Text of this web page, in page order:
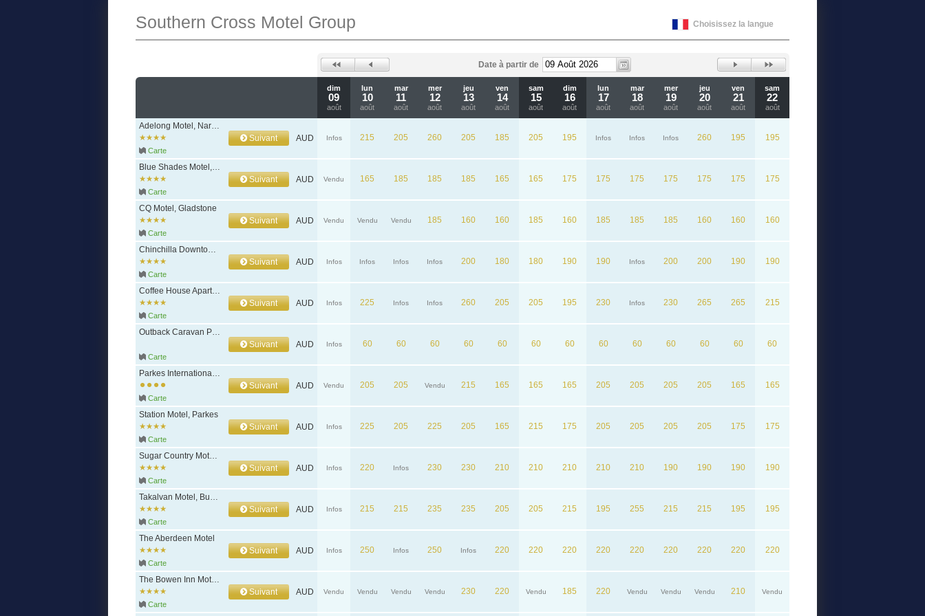
Choisissez la langue
Southern Cross Motel Group
Date à partir de
dim
09
août
lun
10
août
mar
11
août
mer
12
août
jeu
13
août
ven
14
août
sam
15
août
dim
16
août
lun
17
août
mar
18
août
mer
19
août
jeu
20
août
ven
21
août
sam
22
août
Adelong Motel, Narrabri
Carte
Suivant AUD Infos 215 205 260 205 185 205 195 Infos Infos Infos 260 195 195
Blue Shades Motel, Maryborough
Carte
Suivant AUD Vendu 165 185 185 185 165 165 175 175 175 175 175 175 175
CQ Motel, Gladstone
Carte
Suivant AUD Vendu Vendu Vendu 185 160 160 185 160 185 185 185 160 160 160
Chinchilla Downtown Motor Inn, Chinchilla
Carte
Suivant AUD Infos Infos Infos Infos 200 180 180 190 190 Infos 200 200 190 190
Coffee House Apartment Motel, Rockhampton
Carte
Suivant AUD Infos 225 Infos Infos 260 205 205 195 230 Infos 230 265 265 215
Outback Caravan Park, Tennant Creek
Carte
Suivant AUD Infos 60 60 60 60 60 60 60 60 60 60 60 60 60
Parkes International Motor Inn, Parkes
Carte
Suivant AUD Vendu 205 205 Vendu 215 165 165 165 205 205 205 205 165 165
Station Motel, Parkes
Carte
Suivant AUD Infos 225 205 225 205 165 215 175 205 205 205 205 175 175
Sugar Country Motor Inn, Bundaberg
Carte
Suivant AUD Infos 220 Infos 230 230 210 210 210 210 210 190 190 190 190
Takalvan Motel, Bundaberg
Carte
Suivant AUD Infos 215 215 235 235 205 205 215 195 255 215 215 195 195
The Aberdeen Motel
Carte
Suivant AUD Infos 250 Infos 250 Infos 220 220 220 220 220 220 220 220 220
The Bowen Inn Motel, Lithgow
Carte
Suivant AUD Vendu Vendu Vendu Vendu 230 220 Vendu 185 220 Vendu Vendu Vendu 210 Vendu